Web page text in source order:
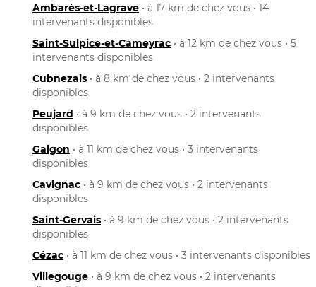
Ambarès-et-Lagrave • à 17 km de chez vous • 14
intervenants disponibles
Saint-Sulpice-et-Cameyrac • à 12 km de chez vous • 5
intervenants disponibles
Cubnezais • à 8 km de chez vous • 2 intervenants
disponibles
Peujard • à 9 km de chez vous • 2 intervenants
disponibles
Galgon • à 11 km de chez vous • 3 intervenants
disponibles
Cavignac • à 9 km de chez vous • 2 intervenants
disponibles
Saint-Gervais • à 9 km de chez vous • 2 intervenants
disponibles
Cézac • à 11 km de chez vous • 3 intervenants disponibles
Villegouge • à 9 km de chez vous • 2 intervenants